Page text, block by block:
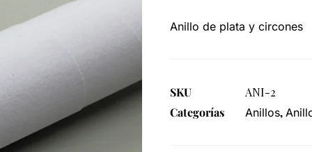
Anillo de plata y circones
SKU
ANI-2
Categorías
Anillos,